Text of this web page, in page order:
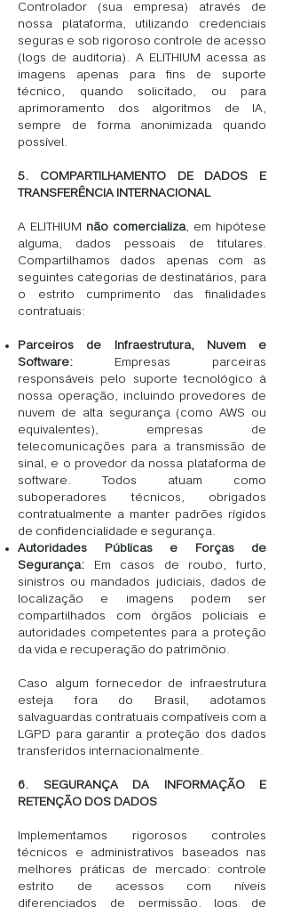
Controlador (sua empresa) através de
nossa plataforma, utilizando credenciais
seguras e sob rigoroso controle de acesso
(logs de auditoria). A ELITHIUM acessa as
imagens apenas para fins de suporte
técnico, quando solicitado, ou para
aprimoramento dos algoritmos de IA,
sempre de forma anonimizada quando
possível.
5. COMPARTILHAMENTO DE DADOS E
TRANSFERÊNCIA INTERNACIONAL
A ELITHIUM não comercializa, em hipótese
alguma, dados pessoais de titulares.
Compartilhamos dados apenas com as
seguintes categorias de destinatários, para
o estrito cumprimento das finalidades
contratuais:
Parceiros de Infraestrutura, Nuvem e
Software: Empresas parceiras
responsáveis pelo suporte tecnológico à
nossa operação, incluindo provedores de
nuvem de alta segurança (como AWS ou
equivalentes), empresas de
telecomunicações para a transmissão de
sinal, e o provedor da nossa plataforma de
software. Todos atuam como
suboperadores técnicos, obrigados
contratualmente a manter padrões rígidos
de confidencialidade e segurança.
Autoridades Públicas e Forças de
Segurança:
Em casos de roubo, furto,
sinistros ou mandados judiciais, dados de
localização e imagens podem ser
compartilhados com órgãos policiais e
autoridades competentes para a proteção
da vida e recuperação do patrimônio.
Caso algum fornecedor de infraestrutura
esteja fora do Brasil, adotamos
salvaguardas contratuais compatíveis com a
LGPD para garantir a proteção dos dados
transferidos internacionalmente.
6. SEGURANÇA DA INFORMAÇÃO E
RETENÇÃO DOS DADOS
Implementamos rigorosos controles
técnicos e administrativos baseados nas
melhores práticas de mercado: controle
estrito de acessos com níveis
diferenciados de permissão, logs de